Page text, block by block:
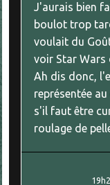
J'aurais bien
boulot trop
voulait du
voir Star Wars
Ah dis donc,
représentée au
s'il faut être
roulage de